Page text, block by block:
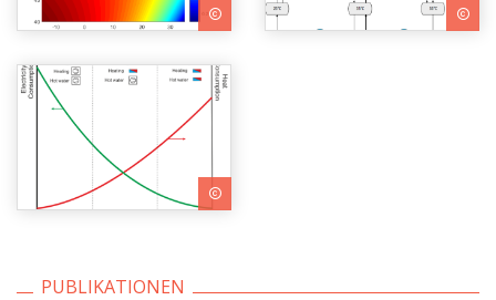
PUBLIKATIONEN